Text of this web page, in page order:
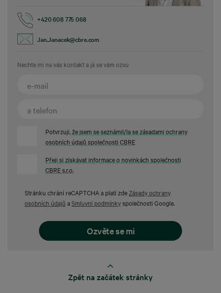
+420 608 775 068
Jan.Janacek@cbre.com
Nechte mi na vás kontakt a já se vám ozvu
Potvrzuji , že jsem se seznámil/la se zásadami ochrany
osobních údajů společnosti CBRE
Přeji si získávat informace o novinkách společnosti
CBRE s.r.o.
Stránku chrání reCAPTCHA a platí zdeZásady ochrany
osobních údajů aSmluvní podmínkyspolečnosti Google.
Zpět na začátek stránky